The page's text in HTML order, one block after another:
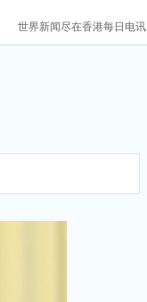
世界新闻尽在香港每日电讯